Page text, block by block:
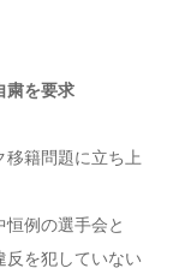
粛を要求
籍問題に立ち上
例の選手会と
反を犯していない